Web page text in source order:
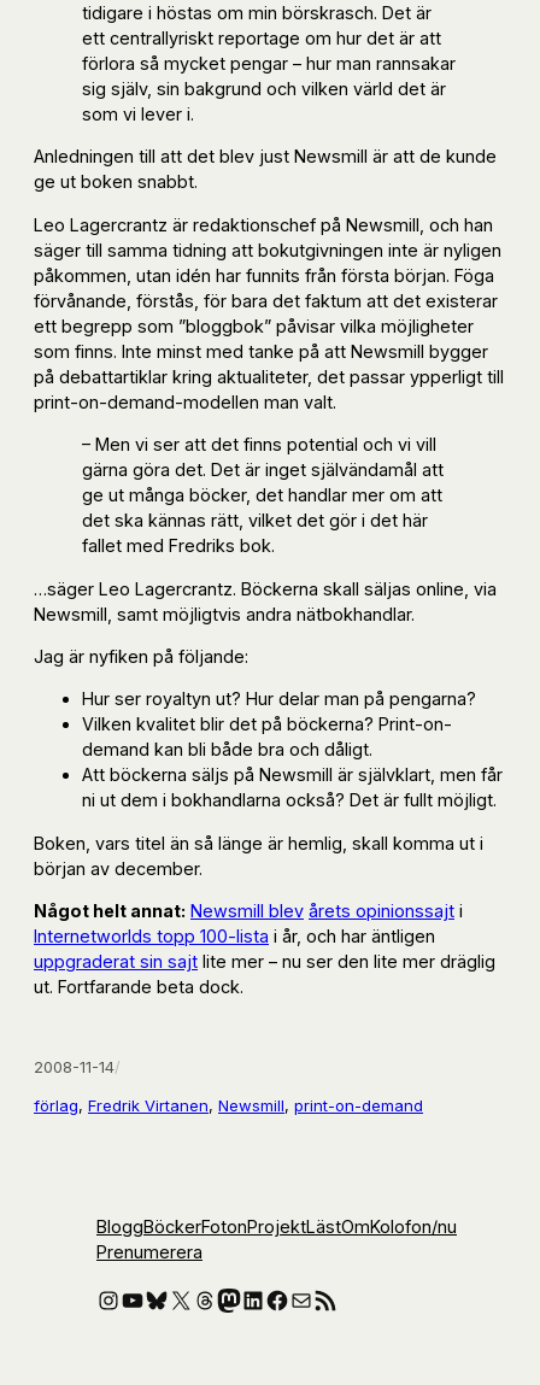
tidigare i höstas om min börskrasch. Det är
ett centrallyriskt reportage om hur det är att
förlora så mycket pengar – hur man rannsakar
sig själv, sin bakgrund och vilken värld det är
som vi lever i.
Anledningen till att det blev just Newsmill är att de kunde
ge ut boken snabbt.
Leo Lagercrantz är redaktionschef på Newsmill, och han
säger till samma tidning att bokutgivningen inte är nyligen
påkommen, utan idén har funnits från första början. Föga
förvånande, förstås, för bara det faktum att det existerar
ett begrepp som ”bloggbok” påvisar vilka möjligheter
som finns. Inte minst med tanke på att Newsmill bygger
på debattartiklar kring aktualiteter, det passar ypperligt till
print-on-demand-modellen man valt.
– Men vi ser att det finns potential och vi vill
gärna göra det. Det är inget självändamål att
ge ut många böcker, det handlar mer om att
det ska kännas rätt, vilket det gör i det här
fallet med Fredriks bok.
…säger Leo Lagercrantz. Böckerna skall säljas online, via
Newsmill, samt möjligtvis andra nätbokhandlar.
Jag är nyfiken på följande:
Hur ser royaltyn ut? Hur delar man på pengarna?
Vilken kvalitet blir det på böckerna? Print-on-
demand kan bli både bra och dåligt.
Att böckerna säljs på Newsmill är självklart, men får
ni ut dem i bokhandlarna också? Det är fullt möjligt.
Boken, vars titel än så länge är hemlig, skall komma ut i
början av december.
Något helt annat: Newsmill blev årets opinionssajt i
Internetworlds topp 100-lista i år, och har äntligen
uppgraderat sin sajt lite mer – nu ser den lite mer dräglig
ut. Fortfarande beta dock.
2008-11-14/
förlag, Fredrik Virtanen, Newsmill, print-on-demand
BloggBöckerFotonProjektLästOmKolofon/nu
Prenumerera
Instagram
YouTube
Bluesky
X Threads
Mastodon
LinkedIn
Facebook
E-postRSS-flöde